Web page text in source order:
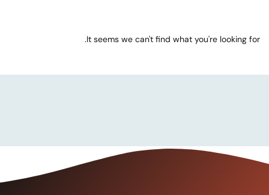
It seems we can't find what you're looking for.